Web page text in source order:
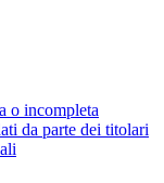
o incompleta
da parte dei titolari